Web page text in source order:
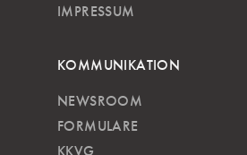
IMPRESSUM
KOMMUNIKATION
NEWSROOM
FORMULARE
KKVG